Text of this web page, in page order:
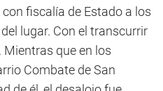
fiscalía de Estado a los
lugar. Con el transcurrir
Mientras que en los
Combate de San